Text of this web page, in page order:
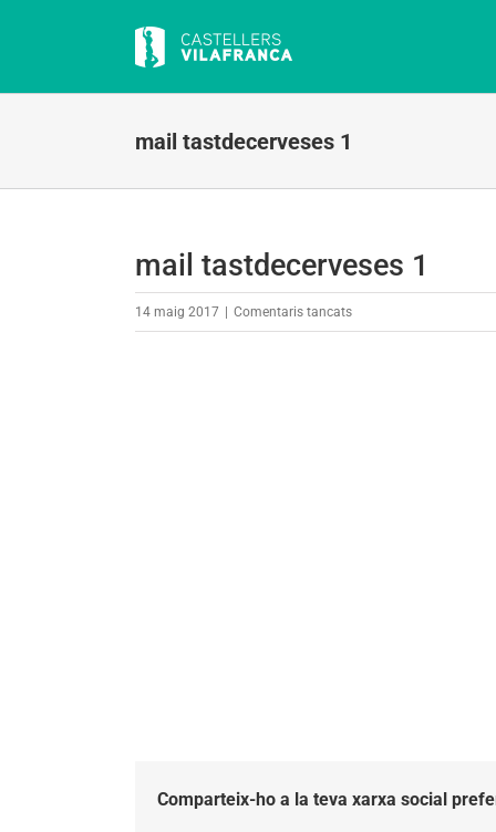
mail tastdecerveses 1
mail tastdecerveses 1
14 maig 2017 Comentaris tancatsa
Comparteix-ho a la teva xarxa social